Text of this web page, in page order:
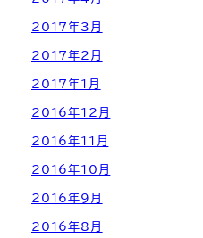
2017年3月
2017年2月
2017年1月
2016年12月
2016年11月
2016年10月
2016年9月
2016年8月